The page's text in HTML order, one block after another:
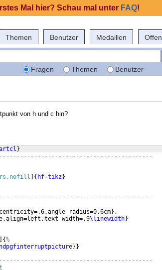
Themen Benutzer Medaillen Offen
Fragen Themen Benutzer
von h und c hin?
}
{ hf-tikz}
radius=0.6cm} ,
width=.9\linewidth}
{%
}}
Mal hier? Schau mal unter FAQ!